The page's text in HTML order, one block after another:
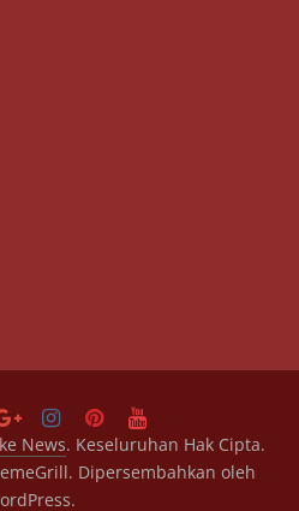
News. Keseluruhan Hak Cipta.
Dipersembahkan oleh
.